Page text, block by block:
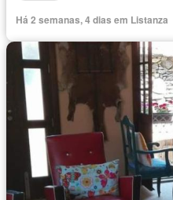
Há 2 semanas, 4 dias em Listanza